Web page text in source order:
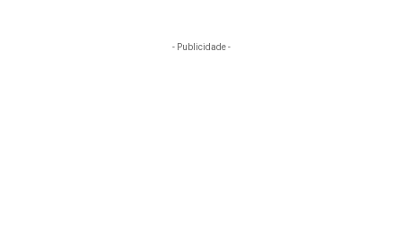
- Publicidade -